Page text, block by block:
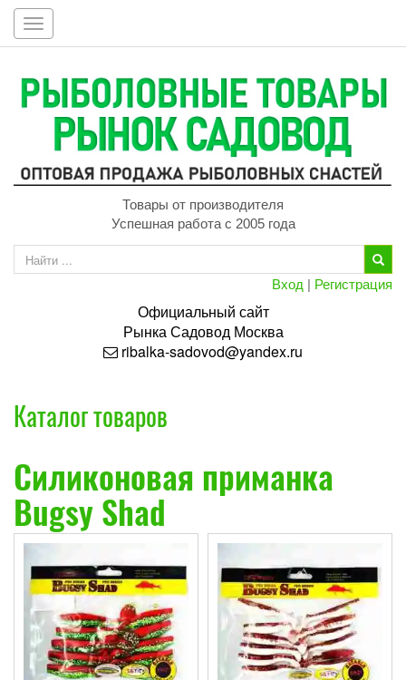
Toggle
navigation
Товары от производителя
Успешная работа с 2005 года
Вход | Регистрация
Официальный сайт
РынкаСадовод Москва
ribalka-sadovod@yandex.ru
Каталог товаров
Силиконовая приманка
Bugsy Shad